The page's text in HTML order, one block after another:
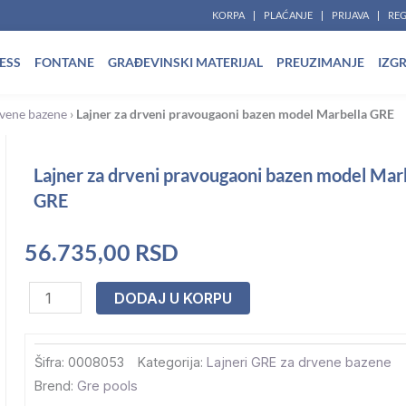
KORPA PLAĆANJE PRIJAVA
FONTANE GRAĐEVINSKI MATERIJAL PREUZIMANJE
bazene › Lajner za drveni pravougaoni bazen model Marbella GRE
Lajner za drveni pravougaoni bazen model
GRE
56.735,00 RSD
Lajner
za
drveni
pravougaoni
bazen
DODAJ U KORPU
Šifra: 0008053 Kategorija: Lajneri GRE za drvene bazene
Brend: Gre pools